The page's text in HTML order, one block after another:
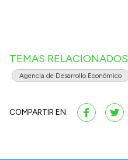
TEMAS RELACIONADOS
Agencia de Desarrollo Económico
COMPARTIR EN: